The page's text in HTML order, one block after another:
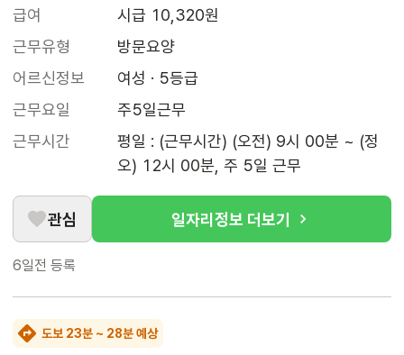
급여
시급 10,320원
근무유형
방문요양
어르신정보
여성 · 5등급
근무요일
주5일근무
근무시간
평일 : (근무시간) (오전) 9시 00분 ~ (정
오) 12시 00분, 주 5일 근무
관심 일자리정보 더보기
6일전 등록
도보 23분 ~ 28분 예상